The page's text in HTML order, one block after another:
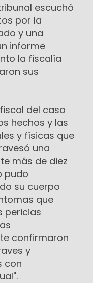
escuchó
por la
y una
informe
la fiscalía
sus
del caso
hechos y las
y físicas que
una
más de diez
pudo
su cuerpo
que
pericias
confirmaron
y
con